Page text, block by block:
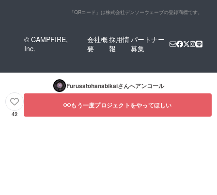
「QRコード」は株式会社デンソーウェーブの登録商標です。
© CAMPFIRE,
Inc.
会社概
要
採用情
報
パートナー
募集
Furusatohanabikaiさんへアンコール
42
もう一度プロジェクトをやってほしい